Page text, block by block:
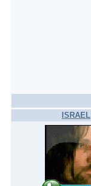
ISRAEL